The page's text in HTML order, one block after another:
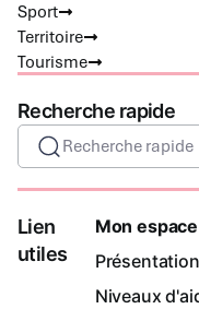
Sport
Territoire
Tourisme
Recherche rapide
Recherche rapide
Lien
utiles
Mon
Niveaux